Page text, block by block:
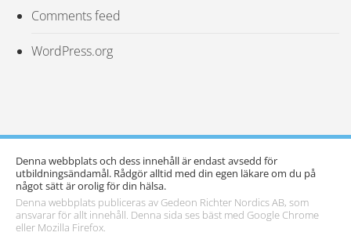
Comments feed
WordPress.org
Denna webbplats och dess innehåll är endast avsedd för
utbildningsändamål. Rådgör alltid med din egen läkare om du på
något sätt är orolig för din hälsa.
Denna webbplats publiceras av Gedeon Richter Nordics AB, som
ansvarar för allt innehåll. Denna sida ses bäst med Google Chrome
eller Mozilla Firefox.